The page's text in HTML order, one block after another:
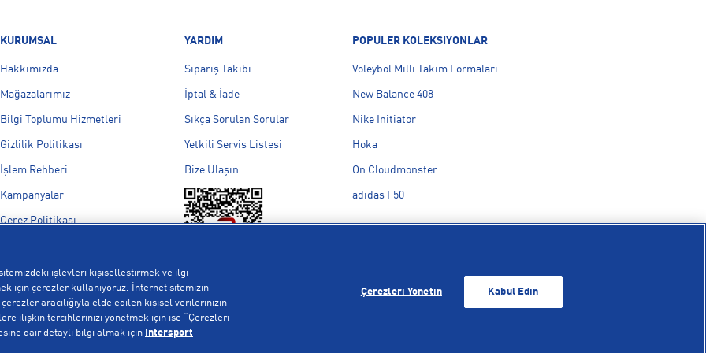
KURUMSAL
Hakkımızda
Mağazalarımız
Bilgi Toplumu Hizmetleri
Gizlilik Politikası
İşlem Rehberi
Kampanyalar
Çerez Politikası
Çerez Ayarları
YARDIM
Sipariş Takibi
İptal & İade
Sıkça Sorulan Sorular
Yetkili Servis Listesi
Bize Ulaşın
POPÜLER KOLEKSİYONLAR
Voleybol Milli Takım Formaları
New Balance 408
Nike Initiator
Hoka
On Cloudmonster
adidas F50
işlevleri kişiselleştirmek ve ilgi
için çerezler kullanıyoruz. İnternet sitemizin
aracılığıyla elde edilen kişisel verilerinizin
ilişkin tercihlerinizi yönetmek için ise “Çerezleri
dair detaylı bilgi almak için
Intersport
Çerezleri Yönetin Kabul Edin